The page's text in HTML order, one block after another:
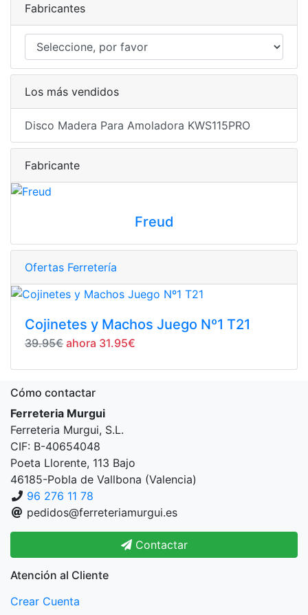
Fabricantes
Los más vendidos
Disco Madera Para Amoladora KWS115PRO
Fabricante
Freud
Ofertas Ferretería
Cojinetes y Machos Juego Nº1 T21
39.95€ ahora 31.95€
Cómo contactar
Ferreteria Murgui
Ferreteria Murgui, S.L.
CIF: B-40654048
Poeta Llorente, 113 Bajo
46185-Pobla de Vallbona (Valencia)
96 276 11 78
pedidos@ferreteriamurgui.es
Contactar
Atención al Cliente
Crear Cuenta